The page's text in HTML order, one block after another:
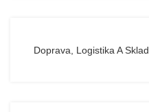
Doprava, Logistika A Sklad